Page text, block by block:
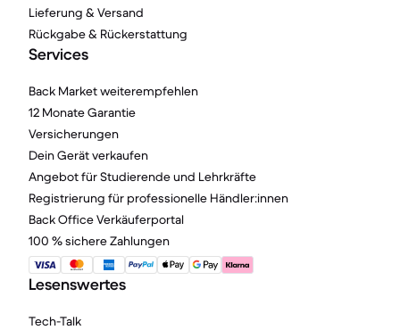
Lieferung & Versand
Rückgabe & Rückerstattung
Services
Back Market weiterempfehlen
12 Monate Garantie
Versicherungen
Dein Gerät verkaufen
Angebot für Studierende und Lehrkräfte
Registrierung für professionelle Händler:innen
Back Office Verkäuferportal
100 % sichere Zahlungen
Lesenswertes
Tech-Talk